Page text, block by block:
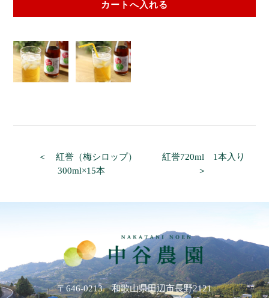
＜ 紅誉（梅シロップ）
300ml×15本
紅誉720ml 1本入り
＞
〒646-0213 和歌山県田辺市長野2121